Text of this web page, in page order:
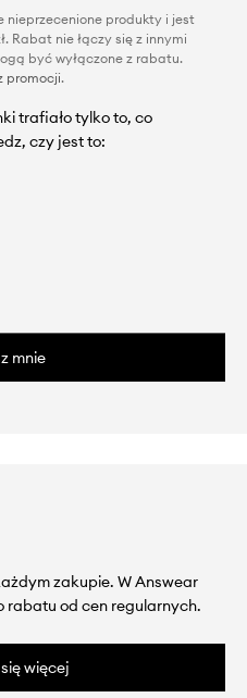
nieprzecenione produkty i jest
Rabat nie łączy się z innymi
być wyłączone z rabatu.
promocji.
trafiało tylko to, co
czy jest to:
mnie
zakupie. W Answear
rabatu od cen regularnych.
więcej